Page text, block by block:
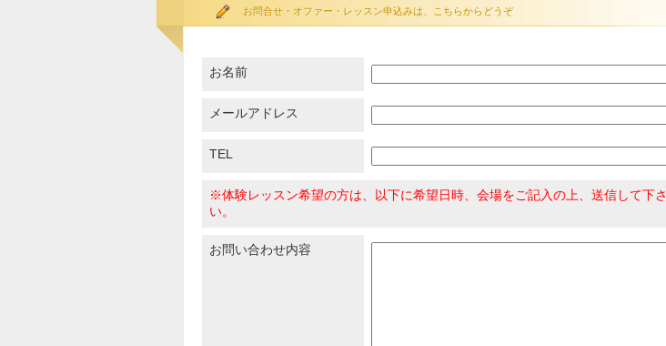
お問合せ・オファー・レッスン申込みは、こちらからどうぞ
お名前
メールアドレス
TEL
※体験レッスン希望の方は、以下に希望日時、会場をご記入の上、送信して下さ
い。
お問い合わせ内容